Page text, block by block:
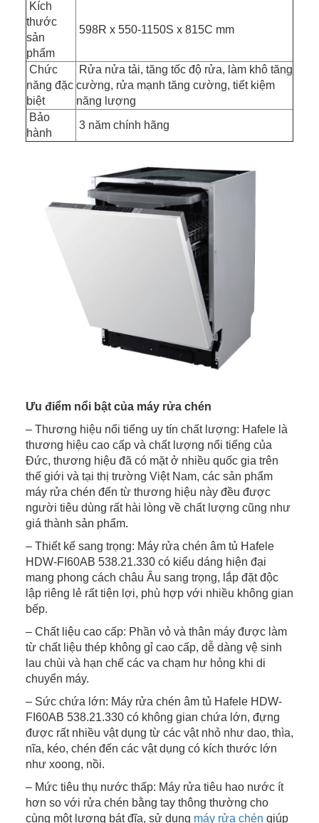
Kích
thước
sản
phẩm
598R x 550-1150S x 815C mm
Chức
năng đặc
biệt
Rửa nửa tải, tăng tốc độ rửa, làm khô tăng
cường, rửa mạnh tăng cường, tiết kiệm
năng lượng
Bảo
hành
3 năm chính hãng
Ưu điểm nổi bật của máy rửa chén
– Thương hiệu nổi tiếng uy tín chất lượng: Hafele là
thương hiệu cao cấp và chất lượng nổi tiếng của
Đức, thương hiệu đã có mặt ở nhiều quốc gia trên
thế giới và tại thị trường Việt Nam, các sản phẩm
máy rửa chén đến từ thương hiệu này đều được
người tiêu dùng rất hài lòng về chất lượng cũng như
giá thành sản phẩm.
– Thiết kế sang trọng: Máy rửa chén âm tủ Hafele
HDW-FI60AB 538.21.330 có kiểu dáng hiện đại
mang phong cách châu Âu sang trọng, lắp đặt độc
lập riêng lẻ rất tiện lợi, phù hợp với nhiều không gian
bếp.
– Chất liệu cao cấp: Phần vỏ và thân máy được làm
từ chất liệu thép không gỉ cao cấp, dễ dàng vệ sinh
lau chùi và hạn chế các va chạm hư hỏng khi di
chuyển máy.
– Sức chứa lớn: Máy rửa chén âm tủ Hafele HDW-
FI60AB 538.21.330 có không gian chứa lớn, đựng
được rất nhiều vật dụng từ các vật nhỏ như dao, thìa,
nĩa, kéo, chén đến các vật dụng có kích thước lớn
như xoong, nồi.
– Mức tiêu thụ nước thấp: Máy rửa tiêu hao nước ít
hơn so với rửa chén bằng tay thông thường cho
cùng một lượng bát đĩa, sử dụng máy rửa chén giúp